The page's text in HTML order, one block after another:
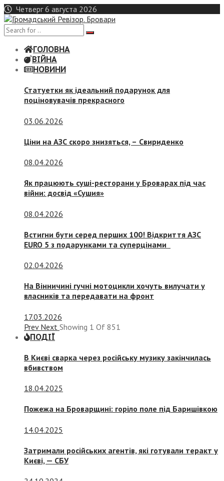
Skip
to
content
Четверг 6 августа 2026
ГОЛОВНА
ВІЙНА
НОВИНИ
Статуетки як ідеальний подарунок для
поціновувачів прекрасного
03.06.2026
Ціни на АЗС скоро знизяться, – Свириденко
08.04.2026
Як працюють суші-ресторани у Броварах під час
війни: досвід «Сушия»
08.04.2026
Встигни бути серед перших 100! Відкриття АЗС
EURO 5 з подарунками та суперцінами
02.04.2026
На Вінничині гучні мотоцикли хочуть вилучати у
власників та передавати на фронт
17.03.2026
Prev Next Showing 1 Of 851
ПОДІЇ
В Києві сварка через російську музику закінчилась
вбивством
18.04.2025
Пожежа на Броварщині: горіло поле під Баришівкою
14.04.2025
Затримали російських агентів, які готували теракт у
Києві, — СБУ